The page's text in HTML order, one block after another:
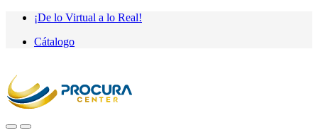
Saltar
navegación
saltar
contenido
¡De lo Virtual a lo Real!
Cátalogo